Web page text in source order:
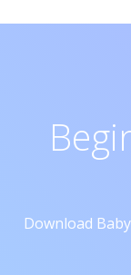
Download